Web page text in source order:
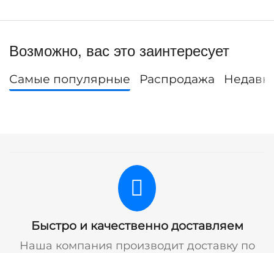
Возможно, вас это заинтересует
Самые популярные Распродажа
Быстро и качественно доставляем
Наша компания производит доставку по